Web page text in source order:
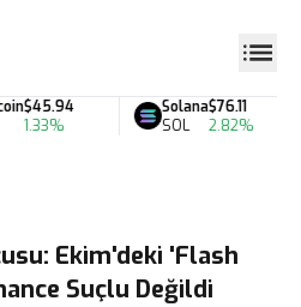
$45.94
1.33%
Solana
SOL
$76.11
2.82%
Ekim'deki 'Flash
Suçlu Değildi